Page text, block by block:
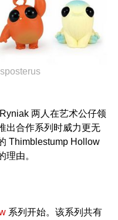
两人在艺术公仔领
出合作系列时威力更无
Thimblestump Hollow
理由。
系列开始。该系列共有